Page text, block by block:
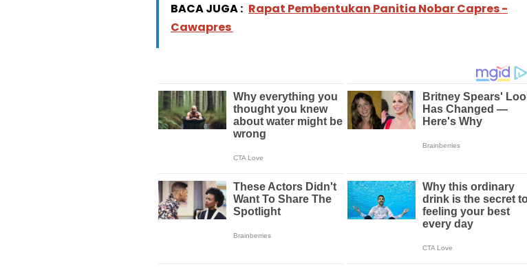
BACA JUGA : Rapat Pembentukan Panitia Nobar Capres -
Cawapres